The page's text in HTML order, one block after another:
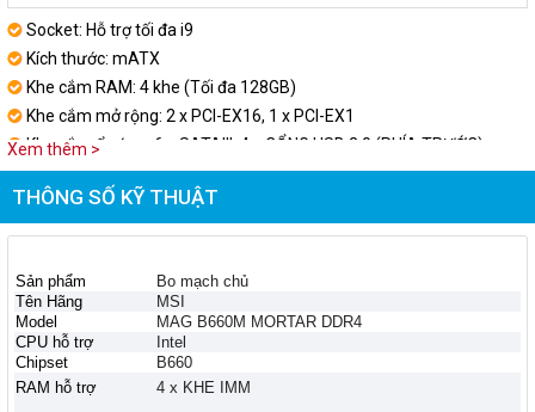
Socket: Hỗ trợ tối đa i9
Kích thước: mATX
Khe cắm RAM: 4 khe (Tối đa 128GB)
Khe cắm mở rộng: 2 x PCI-EX16, 1 x PCI-EX1
Khe cắm ổ cứng: 6 x SATAIII, 4 x CỔNG USB 2.0 (PHÍA TRƯỚC)
Xem thêm >
THÔNG SỐ KỸ THUẬT
Sản phẩm
Bo mạch chủ
Tên Hãng
MSI
Model
MAG B660M MORTAR DDR4
CPU hỗ trợ
Intel
Chipset
B660
RAM hỗ trợ
4 x KHE IMM